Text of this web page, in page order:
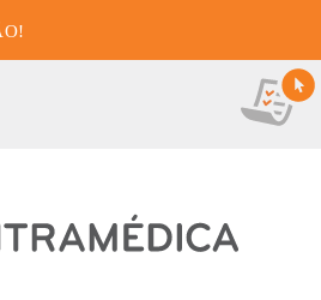
para este
experiência de navegação e acesso a
pretendida sem eles